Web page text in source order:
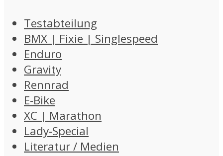
Testabteilung
BMX | Fixie | Singlespeed
Enduro
Gravity
Rennrad
E-Bike
XC | Marathon
Lady-Special
Literatur / Medien